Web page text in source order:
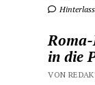
in die
VON